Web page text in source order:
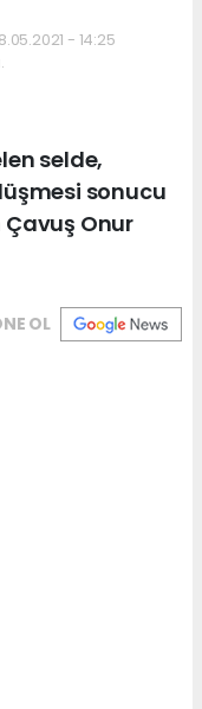
- 14:25
selde,
sonucu
Onur
OL